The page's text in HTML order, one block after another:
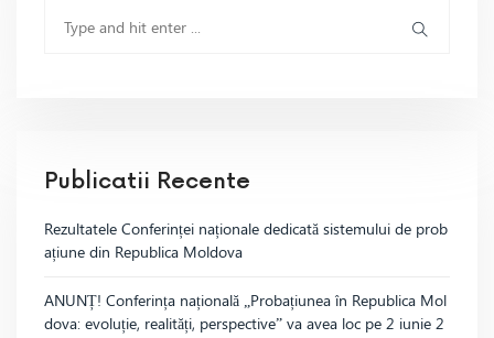
Publicatii Recente
Rezultatele Conferinței naționale dedicată sistemului de prob
ațiune din Republica Moldova
ANUNȚ! Conferința națională „Probațiunea în Republica Mol
dova: evoluție, realități, perspective” va avea loc pe 2 iunie 2